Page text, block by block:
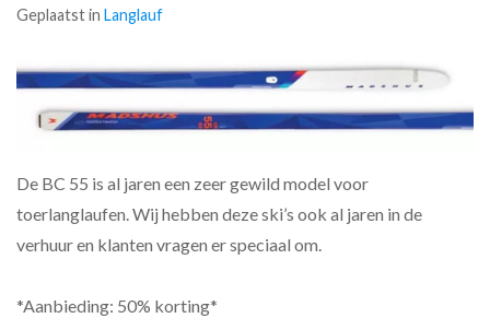
Geplaatst in Langlauf
De BC 55 is al jaren een zeer gewild model voor
toerlanglaufen. Wij hebben deze ski’s ook al jaren in de
verhuur en klanten vragen er speciaal om.
*Aanbieding: 50% korting*